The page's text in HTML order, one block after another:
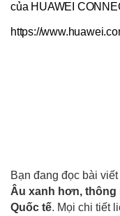
của HUAWEI
https://
Bạn đang đọc bài viết
Âu xanh hơn, thông
Quốc tế. Mọi chi tiết